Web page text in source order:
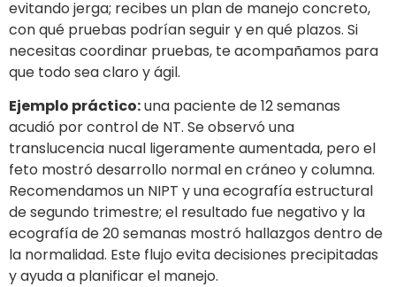
evitando jerga; recibes un plan de manejo concreto,
con qué pruebas podrían seguir y en qué plazos. Si
necesitas coordinar pruebas, te acompañamos para
que todo sea claro y ágil.
Ejemplo práctico:una paciente de 12 semanas
acudió por control de NT. Se observó una
translucencia nucal ligeramente aumentada, pero el
feto mostró desarrollo normal en cráneo y columna.
Recomendamos un NIPT y una ecografía estructural
de segundo trimestre; el resultado fue negativo y la
ecografía de 20 semanas mostró hallazgos dentro de
la normalidad. Este flujo evita decisiones precipitadas
y ayuda a planificar el manejo.